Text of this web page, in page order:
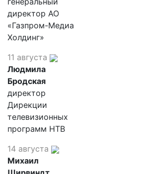
директор АО
«Газпром-Медиа
Холдинг»
11 августа
Людмила
Бродская
директор
Дирекции
телевизионных
программ НТВ
14 августа
Михаил